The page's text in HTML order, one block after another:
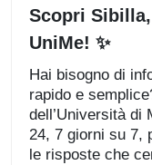
Scopri
UniMe! ✨
Hai bisogno di
rapido e
dell’Università di
24, 7 giorni su 7,
le risposte che